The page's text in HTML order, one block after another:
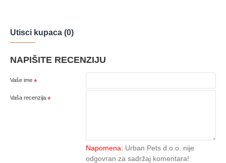
Utisci kupaca (0)
NAPIŠITE RECENZIJU
Vaše ime
Vaša recenzija
Napomena: Urban Pets d.o.o. nije
odgovran za sadržaj komentara!